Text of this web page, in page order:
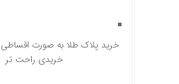
خرید پلاک طلا به صورت
خریدی راحت‌ تر